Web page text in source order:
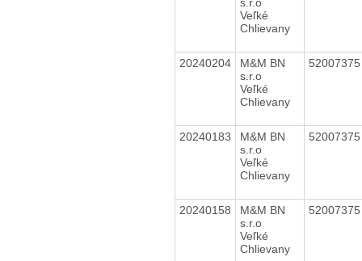
Veľké
Chlievany
20240204
M&M BN
s.r.o
Veľké
Chlievany
20240183
M&M BN
s.r.o
Veľké
Chlievany
20240158
M&M BN
s.r.o
Veľké
Chlievany